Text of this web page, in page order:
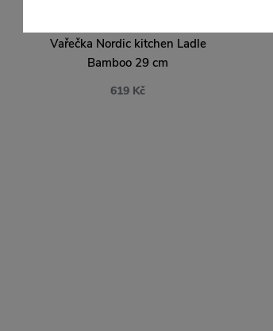
Vařečka Nordic kitchen Ladle
Bamboo 29 cm
619 Kč